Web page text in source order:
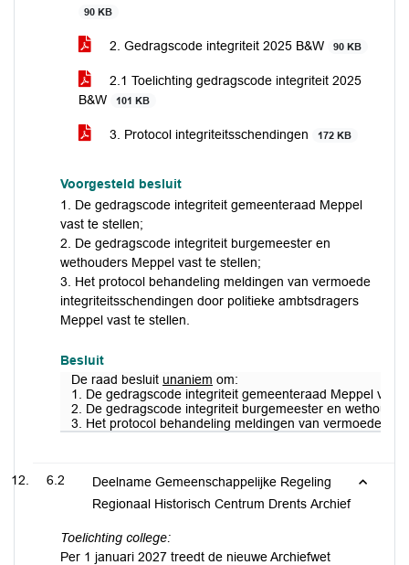
90 KB
2. Gedragscode integriteit 2025 B&W 90 KB
2.1 Toelichting gedragscode integriteit 2025
B&W
101 KB
3. Protocol integriteitsschendingen 172 KB
Voorgesteld besluit
1. De gedragscode integriteit gemeenteraad Meppel
vast te stellen;
2. De gedragscode integriteit burgemeester en
wethouders Meppel vast te stellen;
3. Het protocol behandeling meldingen van vermoede
integriteitsschendingen door politieke ambtsdragers
Meppel vast te stellen.
Besluit
De raad besluit unaniem om:
1. De gedragscode integriteit gemeenteraad Meppel vast
2. De gedragscode integriteit burgemeester en
3. Het protocol behandeling meldingen van vermoede
6.2
Deelname Gemeenschappelijke Regeling
Regionaal Historisch Centrum Drents Archief
Toelichting college:
Per 1 januari 2027 treedt de nieuwe Archiefwet